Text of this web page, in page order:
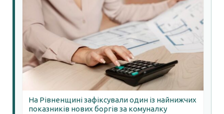
На Рівненщині зафіксували один із найнижчих
показників нових боргів за комуналку